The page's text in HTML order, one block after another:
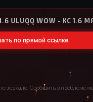
ULUQQ WOW - КС 1.6
по прямой ссылке
зеркало. Сообщить о проблеме